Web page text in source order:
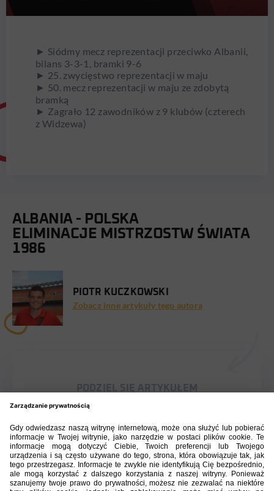
► Siódmy mecz reprezentacji przeciwko Albanii,
bilans 3-3-1, bramki 9-6
► 25. zwycięstwo reprezentacji w maju
► 50. mecz reprezentacji w maju ze zdobytą
bramką
► Zagrało 12 zawodników z 9 klubów (czterech
z Widzewa)
ALBANIA - POLSKA
ELIMINACJE MISTRZOSTW ŚWIATA
1986
PIOTR KUCZKOWSKI
Zobacz inne artykuły tego autora
PODZIEL SIĘ ARTYKUŁEM
BIBLIOTEKA PZPN
ŁACZY NAS PIŁKA